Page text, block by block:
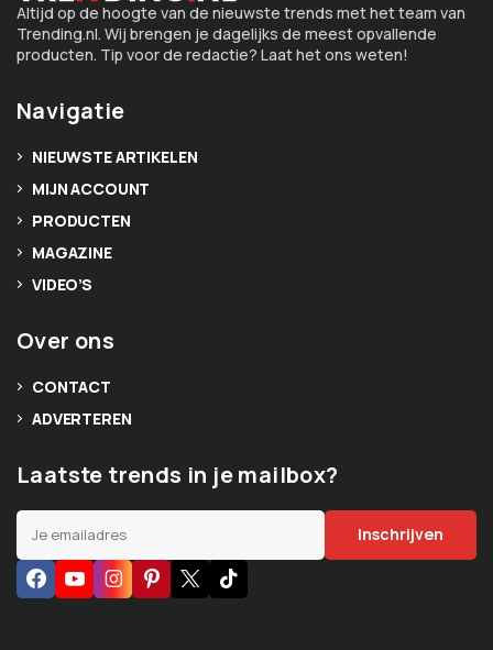
Altijd op de hoogte van de nieuwste trends met het team van
Trending.nl. Wij brengen je dagelijks de meest opvallende
producten. Tip voor de redactie? Laat het ons weten!
Navigatie
NIEUWSTE ARTIKELEN
MIJN ACCOUNT
PRODUCTEN
MAGAZINE
VIDEO’S
Over ons
CONTACT
ADVERTEREN
Laatste trends in je mailbox?